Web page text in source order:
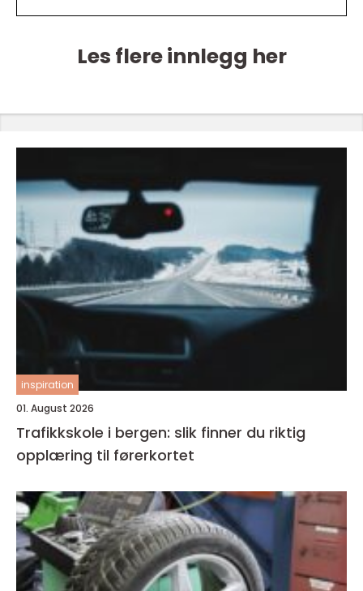
Les flere innlegg her
inspiration
01. August 2026
Trafikkskole i bergen: slik finner du riktig
opplæring til førerkortet